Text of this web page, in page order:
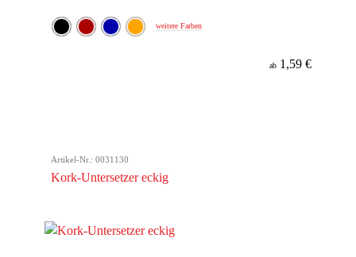
weitere Farben
ab 1,59 €
Artikel-Nr.: 0031130
Kork-Untersetzer eckig